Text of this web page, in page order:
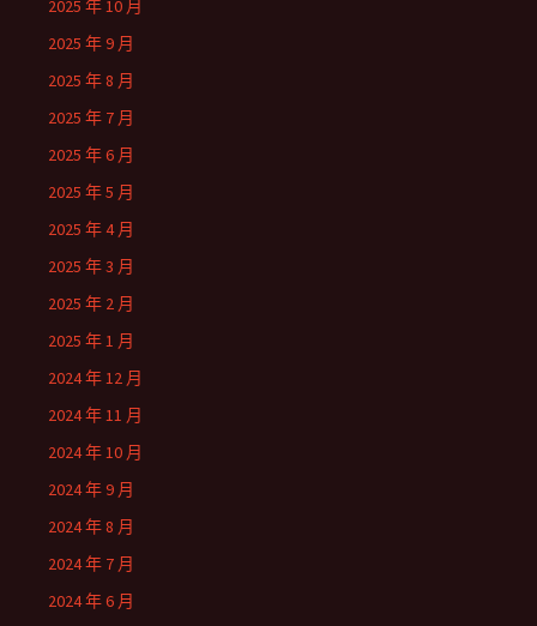
2025 年 10 月
2025 年 9 月
2025 年 8 月
2025 年 7 月
2025 年 6 月
2025 年 5 月
2025 年 4 月
2025 年 3 月
2025 年 2 月
2025 年 1 月
2024 年 12 月
2024 年 11 月
2024 年 10 月
2024 年 9 月
2024 年 8 月
2024 年 7 月
2024 年 6 月